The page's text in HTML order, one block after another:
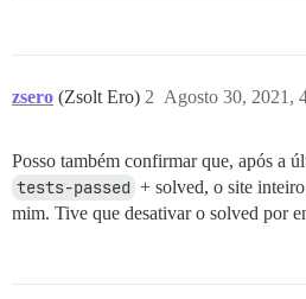
zsero (Zsolt Ero) Agosto 30, 2021,
2
Posso também confirmar que, após a
tests-passed + solved, o site
mim. Tive que desativar o solved por